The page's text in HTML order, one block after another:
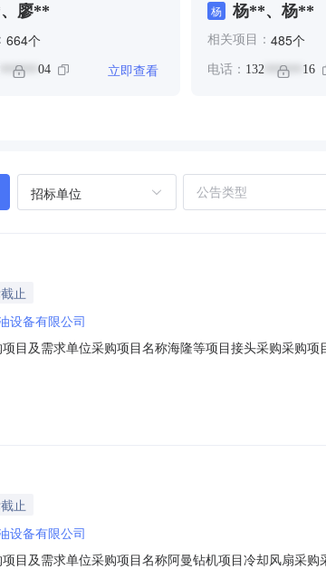
廖**
664个
****** 04 立即查看
杨 杨**、杨**
相关项目： 485个
电话： 132 ****** 16
招标单位
止
设备有限公司
目及需求单位采购项目名称海隆等项目接头采购采购
路径：电子采购--供应商自助--投标报价界面进行报价。
止
设备有限公司
目及需求单位采购项目名称阿曼钻机项目冷却风扇采